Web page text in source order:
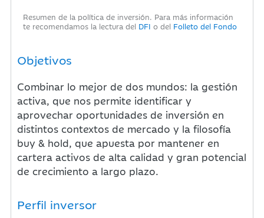
Resumen de la política de inversión. Para más información
te recomendamos la lectura del DFI o del Folleto del Fondo
Objetivos
Combinar lo mejor de dos mundos: la gestión
activa, que nos permite identificar y
aprovechar oportunidades de inversión en
distintos contextos de mercado y la filosofía
buy & hold, que apuesta por mantener en
cartera activos de alta calidad y gran potencial
de crecimiento a largo plazo.
Perfil inversor